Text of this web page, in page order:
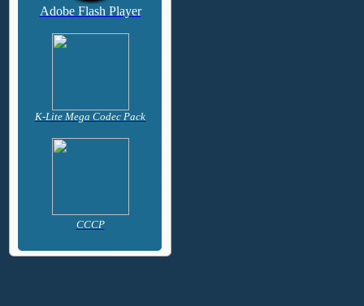
Adobe Flash Player
K-Lite Mega Codec Pack
CCCP